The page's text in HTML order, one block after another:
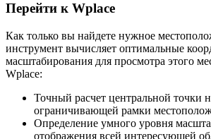
Перейти к Wplace
Как только вы найдете нужное
инструмент вычисляет оптимальные
масштабирования для просмотра этого
Wplace:
Точный расчет центральной точки
ограничивающей рамки
Определение умного уровня
отображения всей интересующей